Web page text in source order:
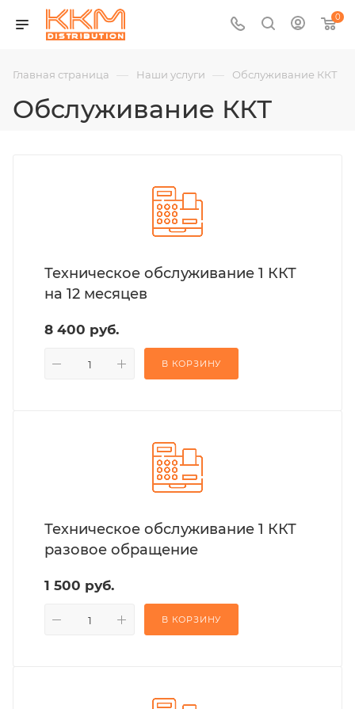
0
Главная страница — Наши услуги — Обслуживание ККТ
Обслуживание ККТ
Техническое обслуживание 1 ККТ
на 12 месяцев
8 400 руб.
В КОРЗИНУ
Техническое обслуживание 1 ККТ
разовое обращение
1 500 руб.
В КОРЗИНУ